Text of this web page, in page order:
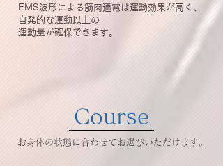
EMS波形による筋肉通電は運動効果が高く、
自発的な運動以上の
運動量が確保できます。
​お身体の状態に合わせてお選びいただけます。
​Course